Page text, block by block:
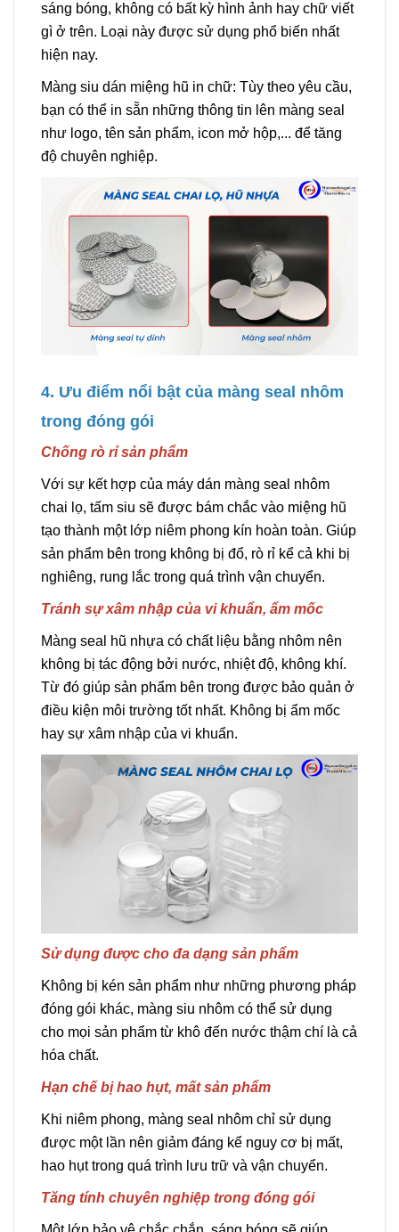
sáng bóng, không có bất kỳ hình ảnh hay chữ viết
gì ở trên. Loại này được sử dụng phổ biến nhất
hiện nay.
Màng siu dán miệng hũ in chữ: Tùy theo yêu cầu,
bạn có thể in sẵn những thông tin lên màng seal
như logo, tên sản phẩm, icon mở hộp,... để tăng
độ chuyên nghiệp.
4. Ưu điểm nổi bật của màng seal nhôm
trong đóng gói
Chống rò rỉ sản phẩm
Với sự kết hợp của máy dán màng seal nhôm
chai lọ, tấm siu sẽ được bám chắc vào miệng hũ
tạo thành một lớp niêm phong kín hoàn toàn. Giúp
sản phẩm bên trong không bị đổ, rò rỉ kể cả khi bị
nghiêng, rung lắc trong quá trình vận chuyển.
Tránh sự xâm nhập của vi khuẩn, ẩm mốc
Màng seal hũ nhựa có chất liệu bằng nhôm nên
không bị tác động bởi nước, nhiệt độ, không khí.
Từ đó giúp sản phẩm bên trong được bảo quản ở
điều kiện môi trường tốt nhất. Không bị ẩm mốc
hay sự xâm nhập của vi khuẩn.
Sử dụng được cho đa dạng sản phẩm
Không bị kén sản phẩm như những phương pháp
đóng gói khác, màng siu nhôm có thể sử dụng
cho mọi sản phẩm từ khô đến nước thậm chí là cả
hóa chất.
Hạn chế bị hao hụt, mất sản phẩm
Khi niêm phong, màng seal nhôm chỉ sử dụng
được một lần nên giảm đáng kể nguy cơ bị mất,
hao hụt trong quá trình lưu trữ và vận chuyển.
Tăng tính chuyên nghiệp trong đóng gói